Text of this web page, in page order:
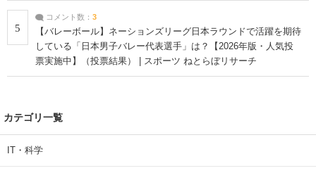
5
コメント数： 3
【バレーボール】ネーションズリーグ日本ラウンドで活躍を期待
している「日本男子バレー代表選手」は？【2026年版・人気投
票実施中】（投票結果） | スポーツ ねとらぼリサーチ
カテゴリ一覧
IT・科学